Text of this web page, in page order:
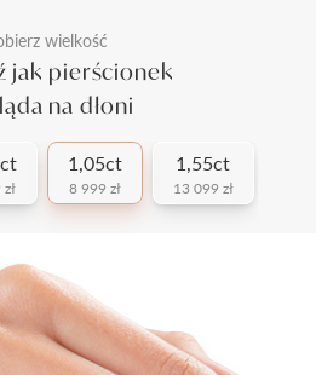
wielkość
jak pierścionek
na dłoni
1,05ct
8 999 zł
1,55ct
13 099 zł